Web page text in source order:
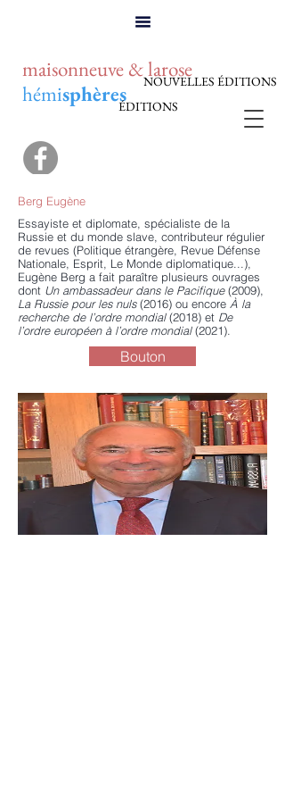
hémisphèresÉDITIONS
maisonneuve & laroseNOUVELLES ÉDITIONS
Berg Eugène
Essayiste et diplomate, spécialiste de la
Russie et du monde slave, contributeur régulier
de revues (Politique étrangère, Revue Défense
Nationale, Esprit, Le Monde diplomatique...),
Eugène Berg a fait paraître plusieurs ouvrages
dont Un ambassadeur dans le Pacifique (2009),
La Russie pour les nuls(2016) ou encore À la
recherche de l’ordre mondial(2018) et De
l’ordre européen à l’ordre mondial(2021).
Bouton